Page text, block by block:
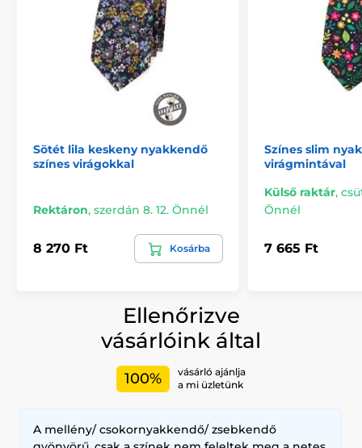
Sötét lila keskeny nyakkendő
színes virágokkal
Rektáron, szerdán 8. 12. Önnél
8 270 Ft Kosárba
Színes slim
virágmintával
Külső raktár,
Önnél
7 665 Ft
Ellenőrizve
vásárlóink által
100%
vásárló ajánlja
a mi üzletünk
A mellény/ csokornyakkendő/ zsebkendő